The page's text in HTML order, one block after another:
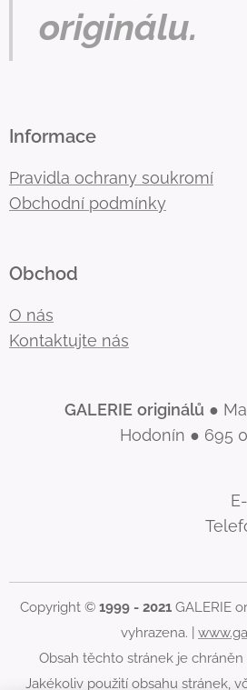
originálu.
Informace
Pravidla ochrany soukromí
Obchodní podmínky
Obchod
O nás
Kontaktujte nás
GALERIE originálů ●
Hodonín ● 695
Copyright © 1999 - 2021 GALERIE
vyhrazena. |
Obsah těchto stránek je
Jakékoliv použití obsahu stránek,